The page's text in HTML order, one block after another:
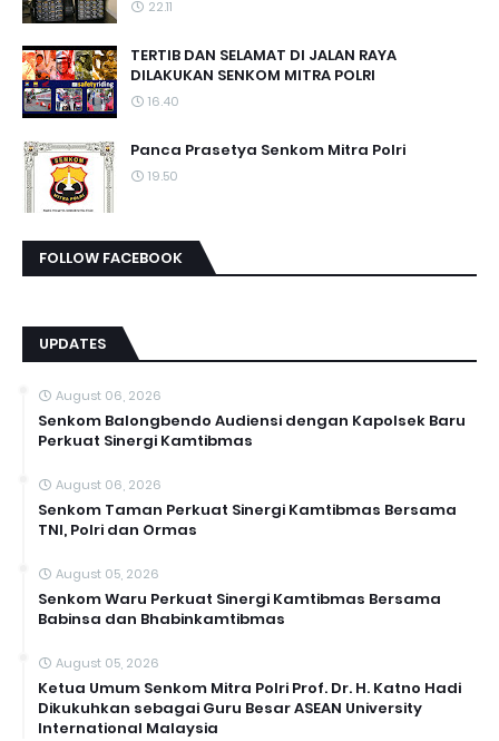
22.11
TERTIB DAN SELAMAT DI JALAN RAYA
DILAKUKAN SENKOM MITRA POLRI
16.40
Panca Prasetya Senkom Mitra Polri
19.50
FOLLOW FACEBOOK
UPDATES
August 06, 2026
Senkom Balongbendo Audiensi dengan Kapolsek Baru
Perkuat Sinergi Kamtibmas
August 06, 2026
Senkom Taman Perkuat Sinergi Kamtibmas Bersama
TNI, Polri dan Ormas
August 05, 2026
Senkom Waru Perkuat Sinergi Kamtibmas Bersama
Babinsa dan Bhabinkamtibmas
August 05, 2026
Ketua Umum Senkom Mitra Polri Prof. Dr. H. Katno Hadi
Dikukuhkan sebagai Guru Besar ASEAN University
International Malaysia